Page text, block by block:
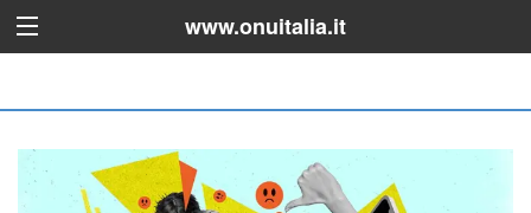
www.onuitalia.it